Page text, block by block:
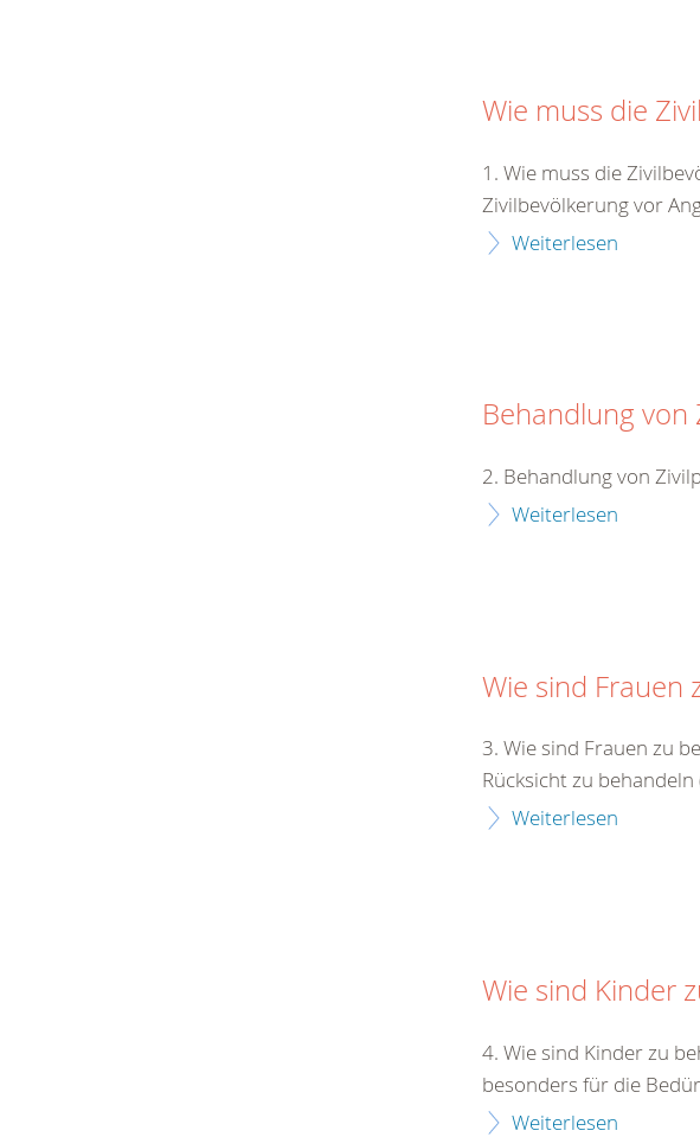
Wie muss die
1. Wie muss die
Zivilbevölkerung vor
Weiterlesen
Behandlung von
2. Behandlung von
Weiterlesen
Wie sind Frauen
3. Wie sind Frauen zu
Rücksicht zu behandeln
Weiterlesen
Wie sind Kinder
4. Wie sind Kinder zu
besonders für die
Weiterlesen